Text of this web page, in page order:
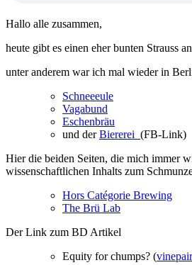
Hallo alle zusammen,
heute gibt es einen eher bunten Strauss
unter anderem war ich mal wieder in
Schneeeule
Vagabund
Eschenbräu
und derBiererei (FB-Link)
Hier die beiden Seiten, die mich immer
wissenschaftlichen Inhalts zum
Hors Catégorie Brewing
The Brü Lab
Der Link zum BD Artikel
Equity for chumps? (